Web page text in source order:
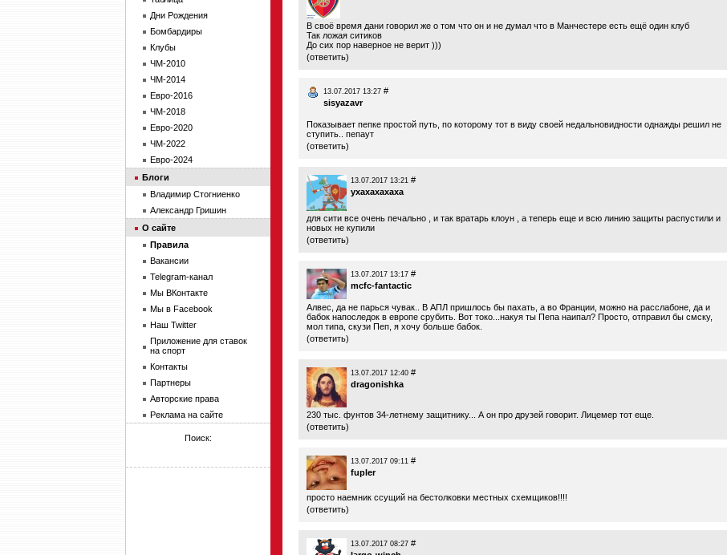
В своё время дани говорил же о том что он и не думал что в Манчестере есть ещё один клуб
Так ложая ситиков
До сих пор наверное не верит )))
(ответить)
13.07.2017 13:27 #
sisyazavr
Показывает пепке простой путь, по которому тот в виду своей недальновидности однажды решил не
ступить.. пепаут
(ответить)
13.07.2017 13:21 #
yxaxaxaxaxa
для сити все очень печально , и так вратарь клоун , а теперь еще и всю линию защиты распустили и
новых не купили
(ответить)
13.07.2017 13:17 #
mcfc-fantactic
Алвес, да не парься чувак.. В АПЛ пришлось бы пахать, а во Франции, можно на расслабоне, да и
бабок напоследок в европе срубить. Вот токо...накуя ты Пепа наипал? Просто, отправил бы смску,
мол типа, скузи Пеп, я хочу больше бабок.
(ответить)
13.07.2017 12:40 #
dragonishka
230 тыс. фунтов 34-летнему защитнику... А он про друзей говорит. Лицемер тот еще.
(ответить)
13.07.2017 09:11 #
fupler
просто наемник ссущий на бестолковки местных схемщиков!!!!
(ответить)
13.07.2017 08:27 #
Дни Рождения
Бомбардиры
Клубы
ЧМ-2010
ЧМ-2014
Евро-2016
ЧМ-2018
Евро-2020
ЧМ-2022
Евро-2024
Блоги
Владимир Стогниенко
Александр Гришин
О сайте
Правила
Вакансии
Telegram-канал
Мы ВКонтакте
Мы в Facebook
Наш Twitter
Приложение для ставок
на спорт
Контакты
Партнеры
Авторские права
Реклама на сайте
Поиск: